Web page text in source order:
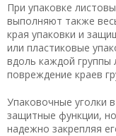
При упаковке
выполняют также
края упаковки и
или пластиковые
вдоль каждой группы
повреждение краев
Упаковочные уголки
защитные функции,
надежно закрепляя